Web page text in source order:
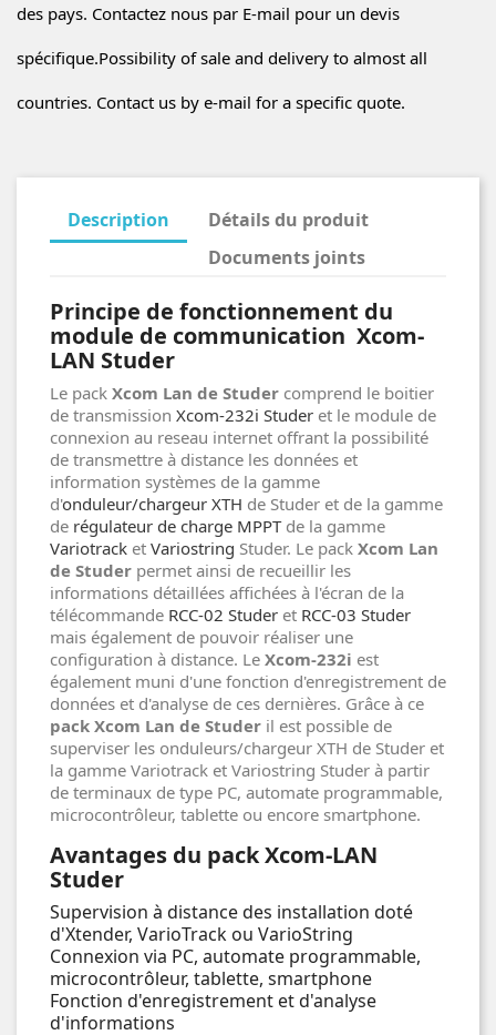
des pays. Contactez nous par E-mail pour un devis
spécifique.Possibility of sale and delivery to almost all
countries. Contact us by e-mail for a specific quote.
Description
Détails du produit
Documents joints
Principe de fonctionnement du
module de communication Xcom-
LAN Studer
Le pack Xcom Lan de Studer comprend le boitier
de transmission Xcom-232i Studer et le module de
connexion au reseau internet offrant la possibilité
de transmettre à distance les données et
information systèmes de la gamme
d'onduleur/chargeur XTH de Studer et de la gamme
de régulateur de charge MPPTde la gamme
Variotrack et Variostring Studer. Le pack Xcom Lan
de Studer permet ainsi de recueillir les
informations détaillées affichées à l'écran de la
télécommande RCC-02 Studer et RCC-03 Studer
mais également de pouvoir réaliser une
configuration à distance. Le Xcom-232i est
également muni d'une fonction d'enregistrement de
données et d'analyse de ces dernières. Grâce à ce
pack Xcom Lan de Studer il est possible de
superviser les onduleurs/chargeur XTH de Studer et
la gamme Variotrack et Variostring Studer à partir
de terminaux de type PC, automate programmable,
microcontrôleur, tablette ou encore smartphone.
Avantages du pack Xcom-LAN
Studer
Supervision à distance des installation doté
d'Xtender, VarioTrack ou VarioString
Connexion via PC, automate programmable,
microcontrôleur, tablette, smartphone
Fonction d'enregistrement et d'analyse
d'informations